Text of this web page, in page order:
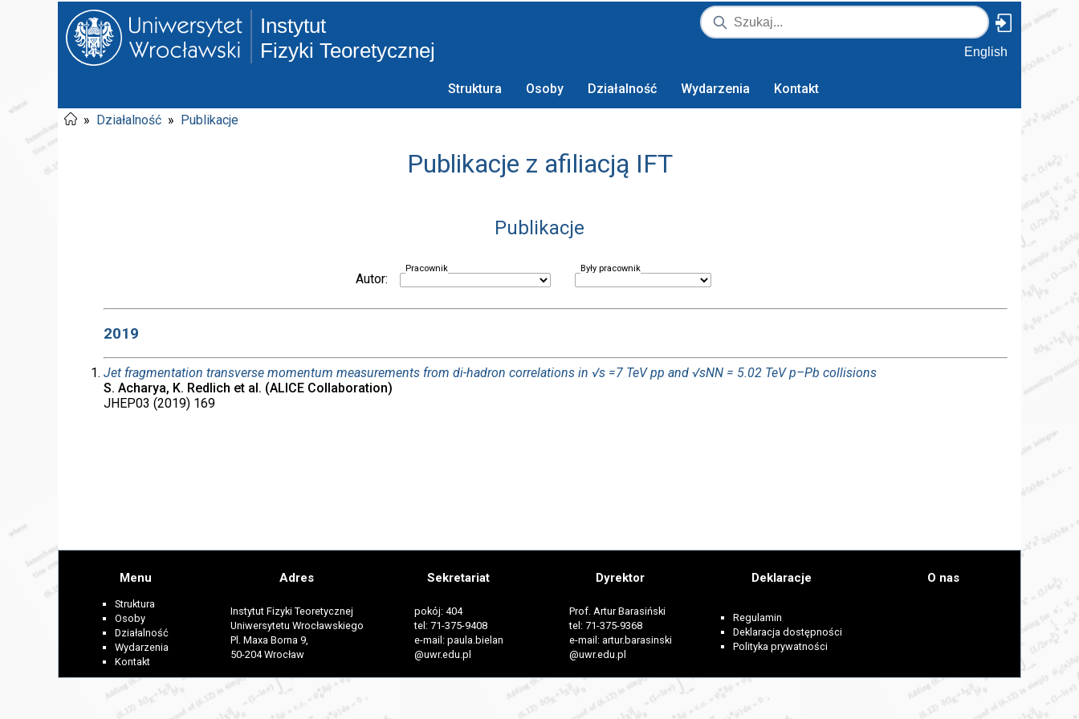
Instytut
Fizyki Teoretycznej
English
Struktura Osoby Działalność Wydarzenia Kontakt
» Działalność » Publikacje
Publikacje z afiliacją IFT
Publikacje
Autor:
Pracownik Były pracownik
2019
Jet fragmentation transverse momentum measurements from di-hadron correlations in √s =7 TeV pp and √sNN = 5.02 TeV p–Pb collisions
S. Acharya, K. Redlich et al. (ALICE Collaboration)
JHEP03 (2019) 169
Menu
Struktura
Osoby
Działalność
Wydarzenia
Kontakt
Adres
Instytut Fizyki Teoretycznej
Uniwersytetu Wrocławskiego
Pl. Maxa Borna 9,
50-204 Wrocław
Sekretariat
pokój: 404
tel: 71-375-9408
e-mail: paula.bielan
@uwr.edu.pl
Dyrektor
Prof. Artur Barasiński
tel: 71-375-9368
e-mail: artur.barasinski
@uwr.edu.pl
Deklaracje
Regulamin
Deklaracja dostępności
Polityka prywatności
O nas